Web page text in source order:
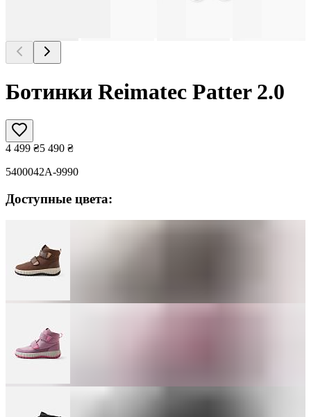
Ботинки Reimatec Patter 2.0
4 499 ₴5 490 ₴
5400042A-9990
Доступные цвета: